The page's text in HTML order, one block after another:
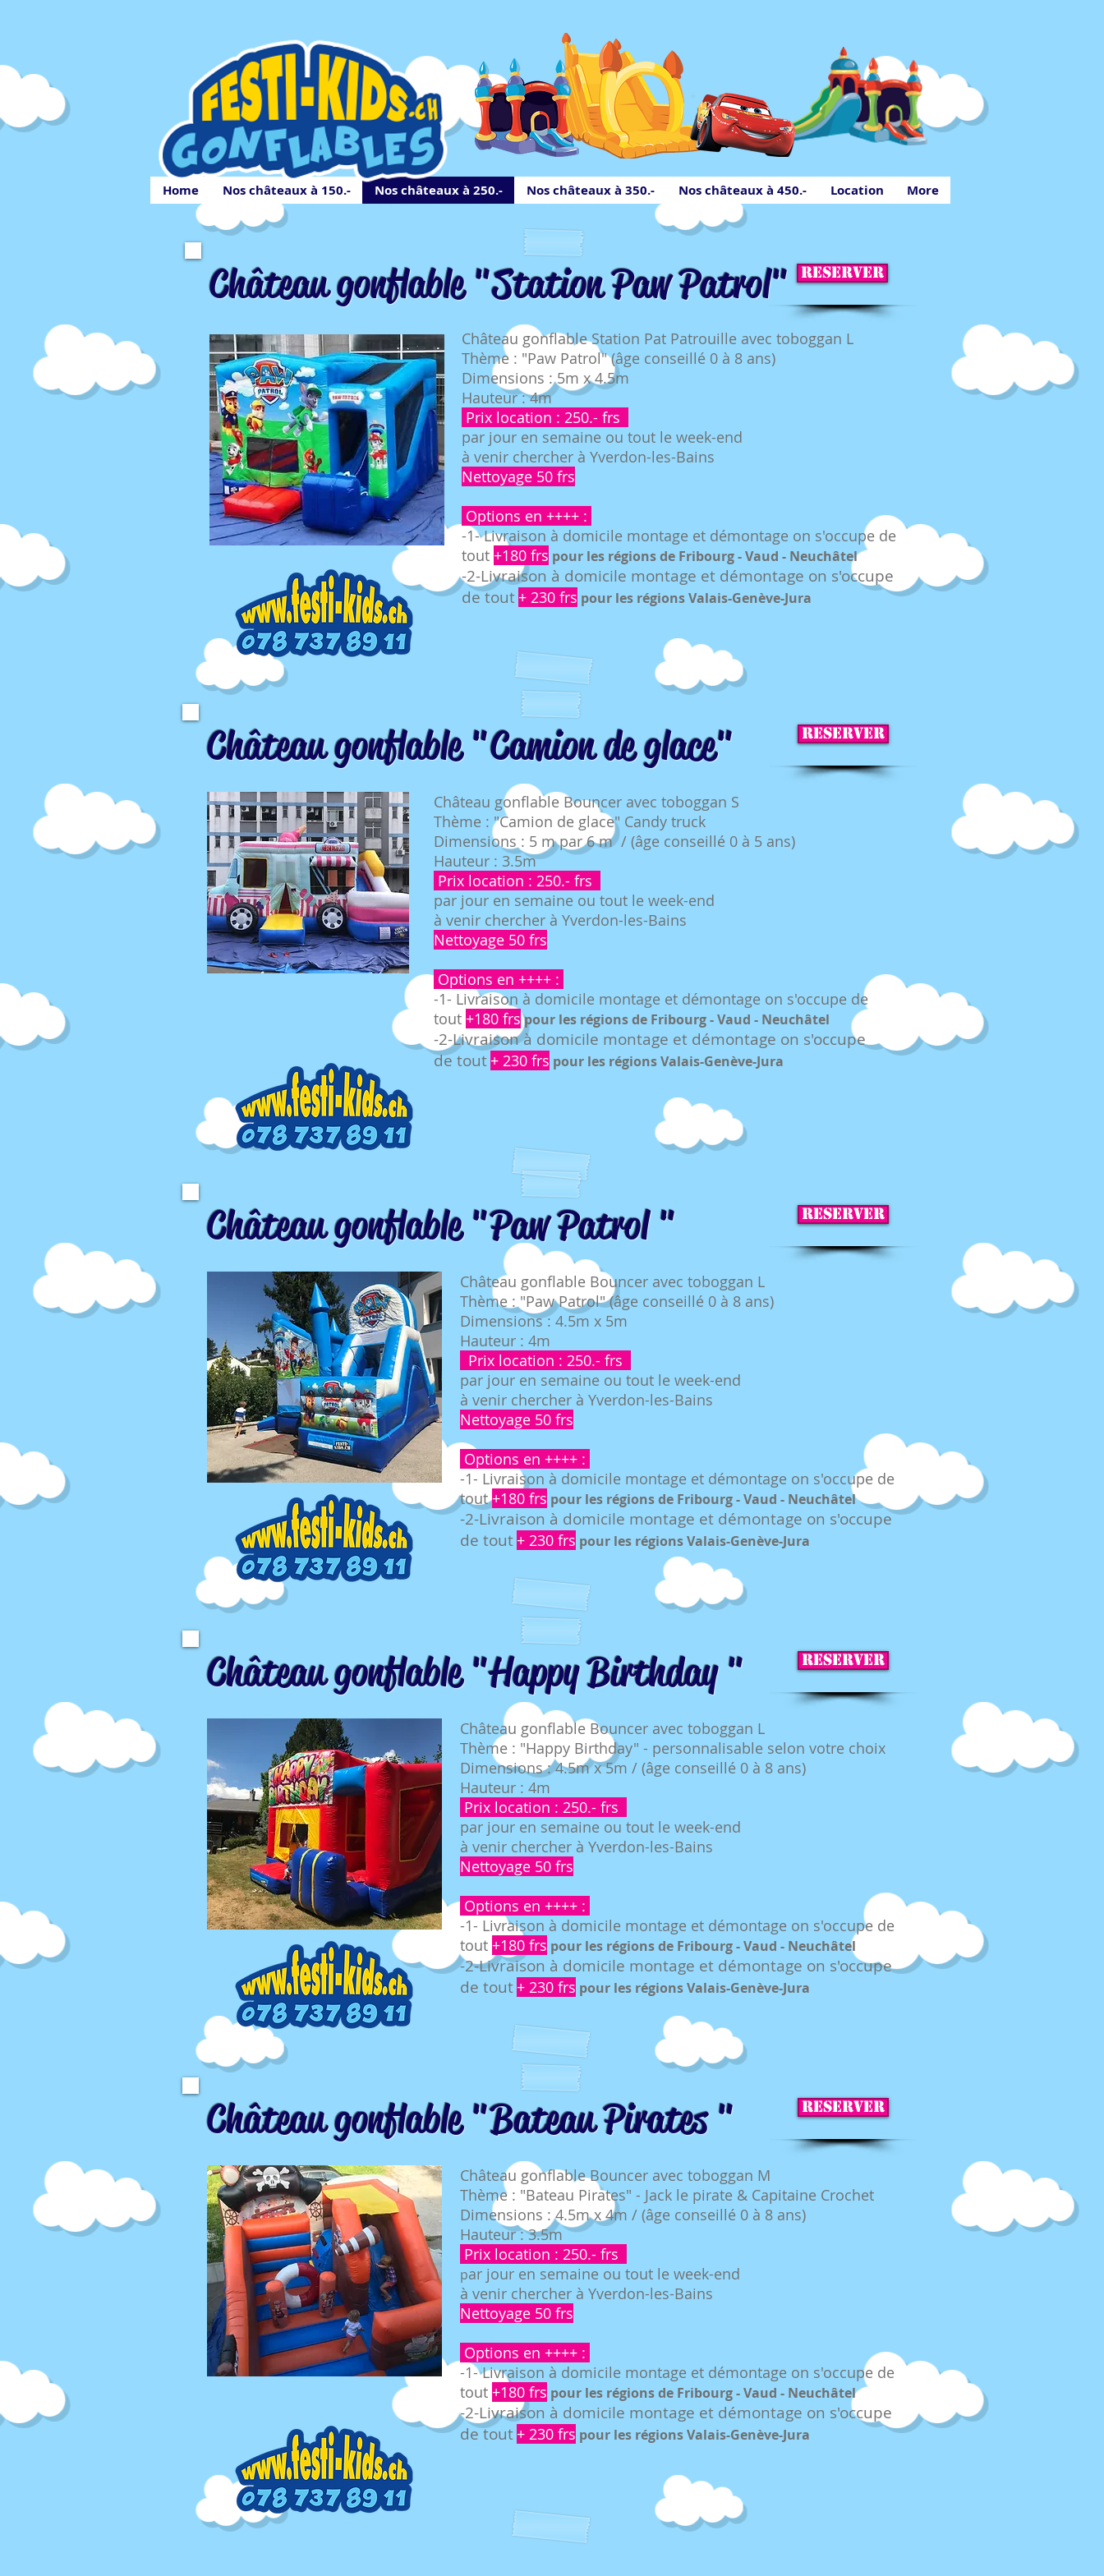
Home Nos châteaux à 150.- Nos châteaux à 250.- Nos châteaux à 350.- Nos châteaux à 450.- Location More
Château gonflable "Station Paw Patrol" RESERVER
Château gonflable Station Pat Patrouille avec toboggan L
Thème : "Paw Patrol" (âge conseillé 0 à 8 ans)
Dimensions : 5m x 4.5m
Hauteur : 4m
Prix location : 250.- frs
par jour en semaine ou tout le week-end
à venir chercher à Yverdon-les-Bains
Nettoyage 50 frs
Options en ++++ :
-1- Livraison à domicile montage et démontage on s'occupe de
tout +180 frs pour les régions de Fribourg - Vaud - Neuchâtel
-2-Livraison à domicile montage et démontage on s'occupe
de tout + 230 frs pour les régions Valais-Genève-Jura
Château gonflable "Camion de glace" RESERVER
Château gonflable Bouncer avec toboggan S
Thème : "Camion de glace" Candy truck
Dimensions : 5 m par 6 m / (âge conseillé 0 à 5 ans)
Hauteur : 3.5m
Prix location : 250.- frs
par jour en semaine ou tout le week-end
à venir chercher à Yverdon-les-Bains
Nettoyage 50 frs
Options en ++++ :
-1- Livraison à domicile montage et démontage on s'occupe de
tout +180 frs pour les régions de Fribourg - Vaud - Neuchâtel
-2-Livraison à domicile montage et démontage on s'occupe
de tout + 230 frs pour les régions Valais-Genève-Jura
Château gonflable "Paw Patrol " RESERVER
Château gonflable Bouncer avec toboggan L
Thème : "Paw Patrol" (âge conseillé 0 à 8 ans)
Dimensions : 4.5m x 5m
Hauteur : 4m
Prix location : 250.- frs
par jour en semaine ou tout le week-end
à venir chercher à Yverdon-les-Bains
Nettoyage 50 frs
Options en ++++ :
-1- Livraison à domicile montage et démontage on s'occupe de
tout+180 frs pour les régions de Fribourg - Vaud - Neuchâtel
-2-Livraison à domicile montage et démontage on s'occupe
de tout + 230 frs pour les régions Valais-Genève-Jura
Château gonflable "Happy Birthday " RESERVER
Château gonflable Bouncer avec toboggan L
Thème : "Happy Birthday" - personnalisable selon votre choix
Dimensions : 4.5m x 5m / (âge conseillé 0 à 8 ans)
Hauteur : 4m
Prix location : 250.- frs
par jour en semaine ou tout le week-end
à venir chercher à Yverdon-les-Bains
Nettoyage 50 frs
Options en ++++ :
-1- Livraison à domicile montage et démontage on s'occupe de
tout +180 frs pour les régions de Fribourg - Vaud - Neuchâtel
-2-Livraison à domicile montage et démontage on s'occupe
de tout + 230 frs pour les régions Valais-Genève-Jura
Château gonflable "Bateau Pirates " RESERVER
Château gonflable Bouncer avec toboggan M
Thème : "Bateau Pirates" - Jack le pirate & Capitaine Crochet
Dimensions : 4.5m x 4m / (âge conseillé 0 à 8 ans)
Hauteur : 3.5m
Prix location : 250.- frs
par jour en semaine ou tout le week-end
à venir chercher à Yverdon-les-Bains
Nettoyage 50 frs
Options en ++++ :
-1- Livraison à domicile montage et démontage on s'occupe de
tout +180 frs pour les régions de Fribourg - Vaud - Neuchâtel
-2-Livraison à domicile montage et démontage on s'occupe
de tout + 230 frs pour les régions Valais-Genève-Jura